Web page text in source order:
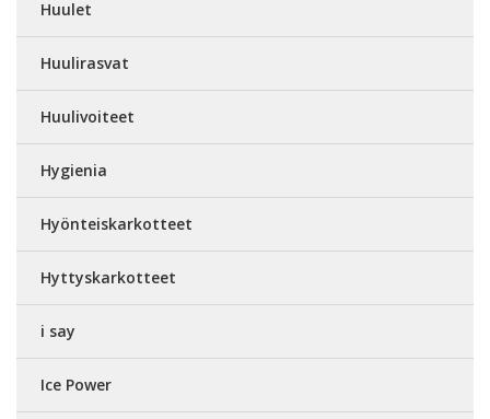
Huulet
Huulirasvat
Huulivoiteet
Hygienia
Hyönteiskarkotteet
Hyttyskarkotteet
i say
Ice Power